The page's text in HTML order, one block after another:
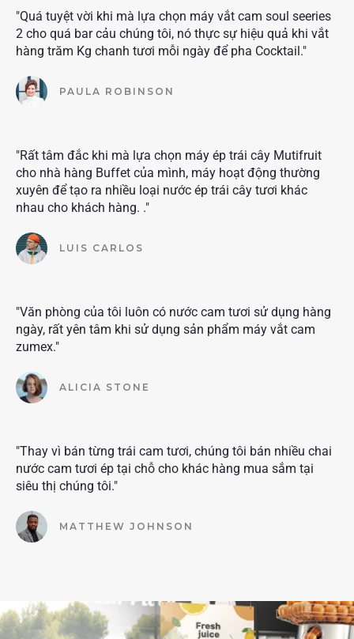
"Quá tuyệt vời khi mà lựa chọn máy vắt cam soul seeries
2 cho quá bar cảu chúng tôi, nó thực sự hiệu quả khi vắt
hàng trăm Kg chanh tươi mỗi ngày để pha Cocktail."
PAULA ROBINSON
"Rất tâm đắc khi mà lựa chọn máy ép trái cây Mutifruit
cho nhà hàng Buffet của mình, máy hoạt động thường
xuyên để tạo ra nhiều loại nước ép trái cây tươi khác
nhau cho khách hàng. ."
LUIS CARLOS
"Văn phòng của tôi luôn có nước cam tươi sử dụng hàng
ngày, rất yên tâm khi sử dụng sản phẩm máy vắt cam
zumex."
ALICIA STONE
"Thay vì bán từng trái cam tươi, chúng tôi bán nhiều chai
nước cam tươi ép tại chỗ cho khác hàng mua sắm tại
siêu thị chúng tôi."
MATTHEW JOHNSON